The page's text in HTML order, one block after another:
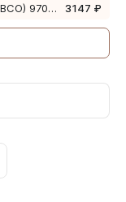
ПГУ МАЗ, Камаз, ПАЗ, ЛИАЗ (замена WABCO) 9700514370 3147 ₽